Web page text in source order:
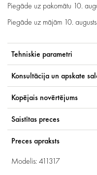
Piegāde uz pakomātu 10.
Piegāde uz mājām 10. augusts
Tehniskie parametri
Konsultācija un apskate
Kopējais novērtējums
Saistītas preces
Preces apraksts
Modelis: 411317